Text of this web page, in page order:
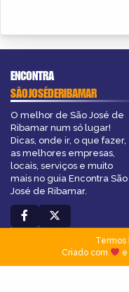
ENCONTRA
SÃOJOSÉDERIBAMAR
O melhor de São José de
Ribamar num só lugar!
Dicas, onde ir, o que fazer,
as melhores empresas,
locais, serviços e muito
mais no guia Encontra São
José de Ribamar.
Termos|
Criado com
e